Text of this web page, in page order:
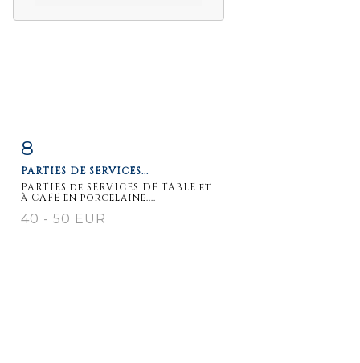
détaillée
8
PARTIES DE SERVICES...
PARTIES de SERVICES DE TABLE et
à CAFE en porcelaine....
40 - 50 EUR